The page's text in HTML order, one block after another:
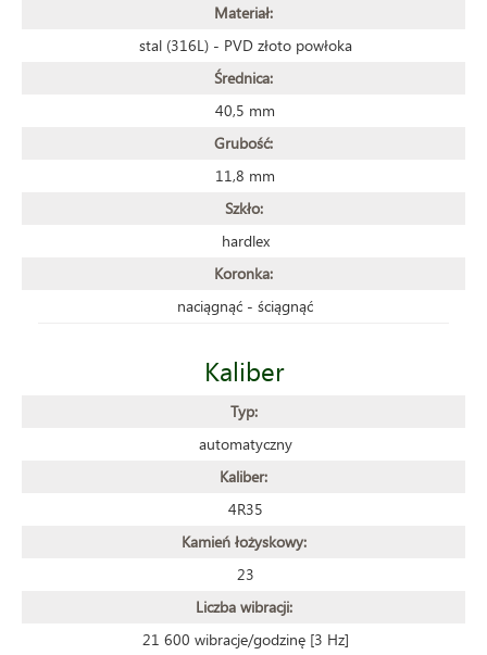
Materiał:
stal (316L) - PVD złoto powłoka
Średnica:
40,5 mm
Grubość:
11,8 mm
Szkło:
hardlex
Koronka:
naciągnąć - ściągnąć
Kaliber
Typ:
automatyczny
Kaliber:
4R35
Kamień łożyskowy:
23
Liczba wibracji:
21 600 wibracje/godzinę [3 Hz]